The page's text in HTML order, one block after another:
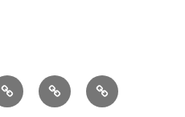
EconomiaCultura Sport